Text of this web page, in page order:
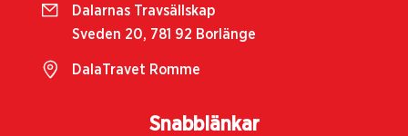
Snabblänkar
Dalarnas Travsällskap
Sveden 20, 781 92 Borlänge
DalaTravet Romme